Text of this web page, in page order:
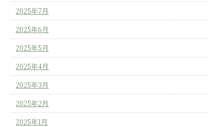
2025年7月
2025年6月
2025年5月
2025年4月
2025年3月
2025年2月
2025年1月